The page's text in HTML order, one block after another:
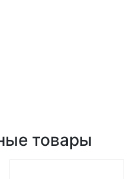
товары